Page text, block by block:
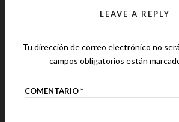
LEAVE A REPLY
Tu dirección de correo electrónico no
campos obligatorios están
COMENTARIO*